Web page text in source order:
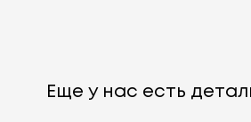
Еще у нас есть